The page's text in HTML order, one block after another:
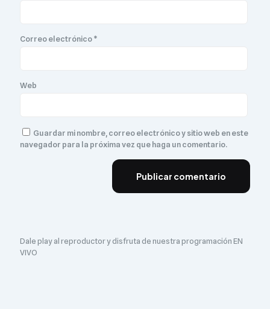
Correo electrónico*
Web
Guardar mi nombre, correo electrónico y sitio web en este
navegador para la próxima vez que haga un comentario.
Dale play al reproductor y disfruta de nuestra programación EN
VIVO